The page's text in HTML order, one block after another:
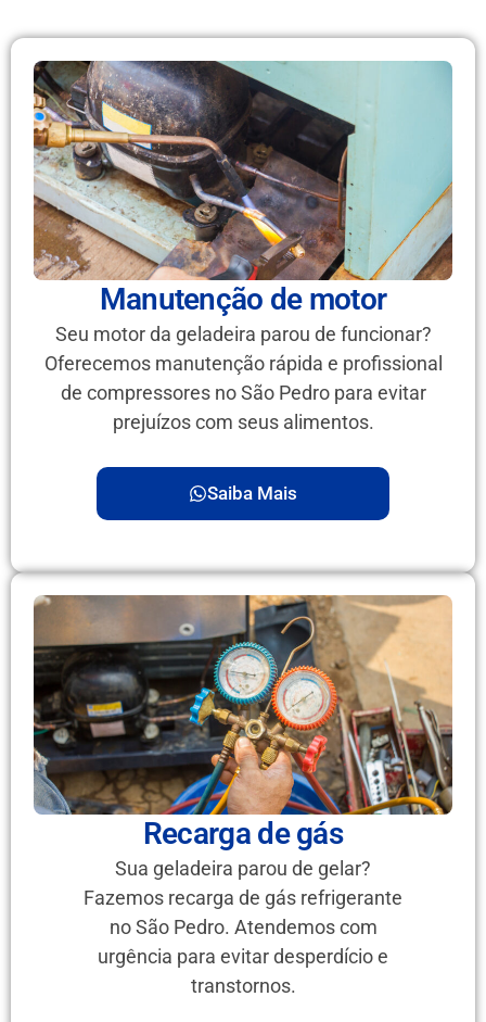
Manutenção de motor
Seu motor da geladeira parou de funcionar?
Oferecemos manutenção rápida e profissional
de compressores no São Pedro para evitar
prejuízos com seus alimentos.
Saiba Mais
Recarga de gás
Sua geladeira parou de gelar?
Fazemos recarga de gás refrigerante
no São Pedro. Atendemos com
urgência para evitar desperdício e
transtornos.